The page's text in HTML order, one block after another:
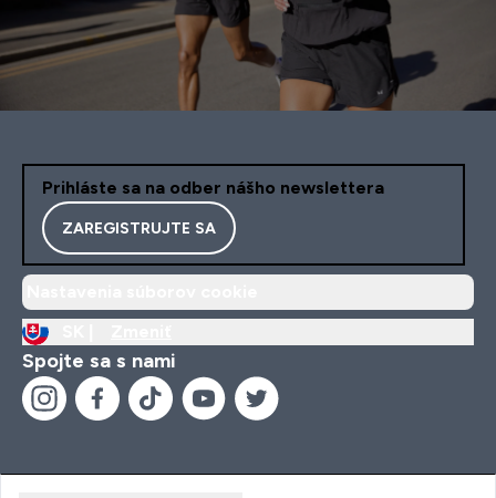
Prihláste sa na odber nášho newslettera
ZAREGISTRUJTE SA
Spojte sa s nami